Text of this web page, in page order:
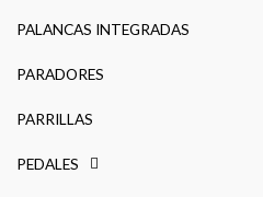
PALANCAS INTEGRADAS
PARADORES
PARRILLAS
PEDALES